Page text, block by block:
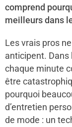
comprend
meilleurs dans
Les vrais pros
anticipent. Dans
chaque minute
être
pourquoi
d’entretien
de mode : un